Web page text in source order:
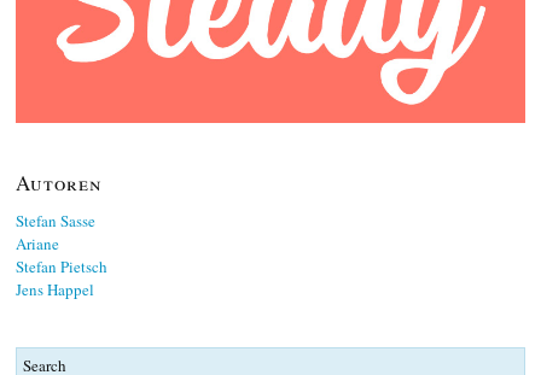
Autoren
Stefan Sasse
Ariane
Stefan Pietsch
Jens Happel